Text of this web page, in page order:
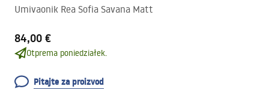
Umivaonik Rea Sofia Savana Matt
84,00 €
Otprema poniedziałek.
Pitajte za proizvod